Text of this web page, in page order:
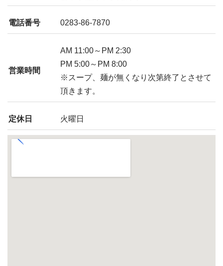
電話番号 0283-86-7870
営業時間
AM 11:00～PM 2:30
PM 5:00～PM 8:00
※スープ、麺が無くなり次第終了とさせて
頂きます。
定休日 火曜日